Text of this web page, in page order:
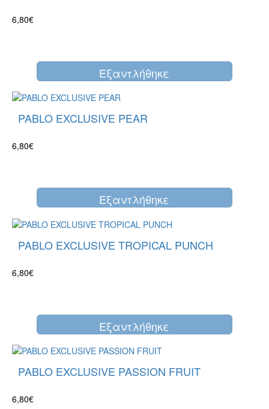
6,80€
Eξαντλήθηκε
PABLO EXCLUSIVE PEAR
6,80€
Eξαντλήθηκε
PABLO EXCLUSIVE TROPICAL PUNCH
6,80€
Eξαντλήθηκε
PABLO EXCLUSIVE PASSION FRUIT
6,80€